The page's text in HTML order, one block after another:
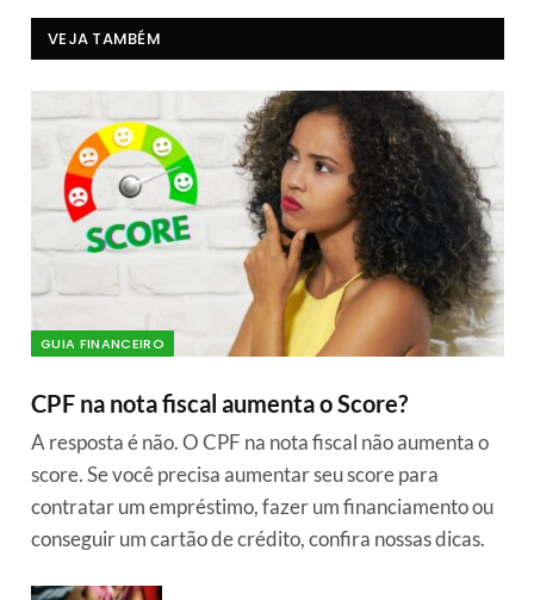
VEJA TAMBÉM
GUIA FINANCEIRO
CPF na nota fiscal aumenta o Score?
A resposta é não. O CPF na nota fiscal não aumenta o
score. Se você precisa aumentar seu score para
contratar um empréstimo, fazer um financiamento ou
conseguir um cartão de crédito, confira nossas dicas.